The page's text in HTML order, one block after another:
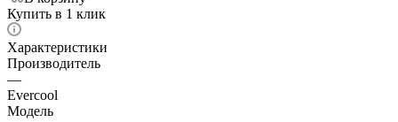
Купить в 1 клик
Характеристики
Производитель
—
Evercool
Модель